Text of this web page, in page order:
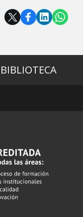
BIBLIOTECA